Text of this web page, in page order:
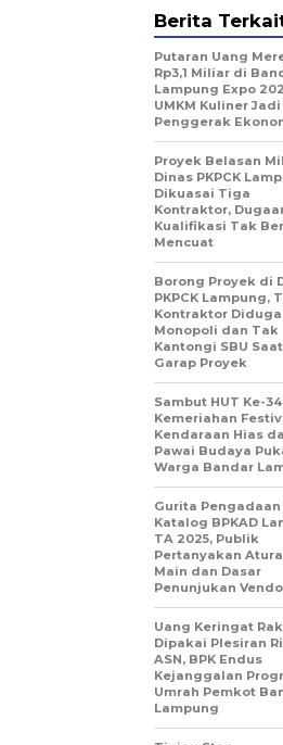
Berita
Putaran Uang
Rp3,1 Miliar di
Lampung Expo
UMKM Kuliner
Penggerak
Proyek Belasan
Dinas PKPCK
Dikuasai Tiga
Kontraktor,
Kualifikasi Tak
Mencuat
Borong Proyek di
PKPCK Lampung,
Kontraktor Diduga
Monopoli dan Tak
Kantongi SBU Saat
Garap Proyek
Sambut HUT Ke-
Kemeriahan
Kendaraan Hias
Pawai Budaya
Warga Bandar
Gurita Pengadaan
Katalog BPKAD
TA 2025, Publik
Pertanyakan
Main dan Dasar
Penunjukan
Uang Keringat
Dipakai Plesiran
ASN, BPK Endus
Kejanggalan
Umrah Pemkot
Lampung